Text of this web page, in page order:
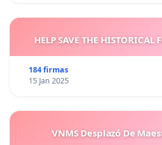
HELP SAVE THE HISTORICAL
184 firmas
15 Jan 2025
VNMS Desplazó De